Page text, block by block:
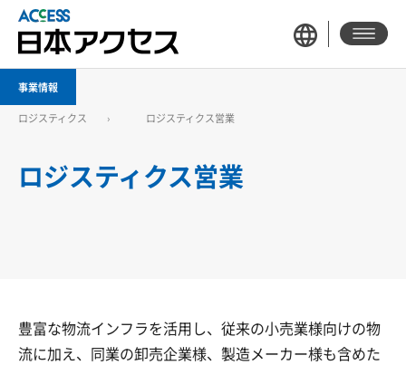
事業情報
ロジスティクス ロジスティクス営業
ロジスティクス営業
豊富な物流インフラを活用し、従来の小売業様向けの物
流に加え、同業の卸売企業様、製造メーカー様も含めた